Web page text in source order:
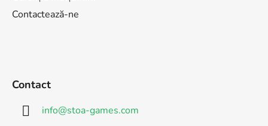
Contactează-ne
Contact
info@stoa-games.com